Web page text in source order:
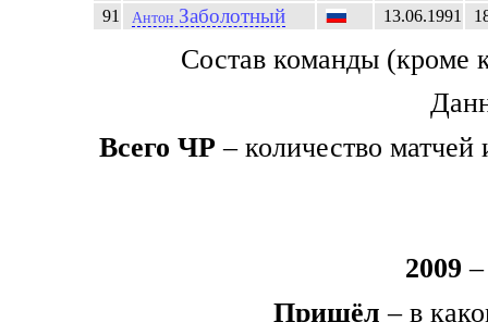
91
Антон Заболотный 13.06.1991
Состав команды (кроме
Всего ЧР – количество
2009 –
Пришёл – в